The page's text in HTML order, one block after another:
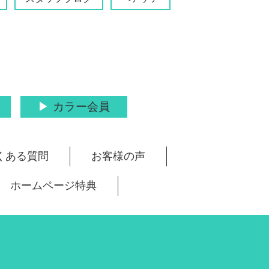
カラー会員
ある質問 お客様の声
ホームページ特典